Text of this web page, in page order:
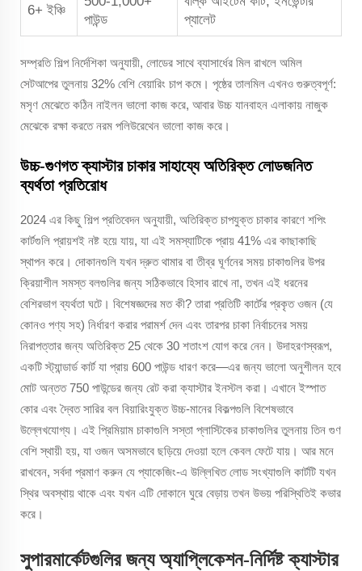
6+ ইঞ্চি
পাউন্ড
প্যালেট
সম্প্রতি শিল্প নির্দেশিকা অনুযায়ী, লোডের সাথে ব্যাসার্ধের মিল রাখলে অমিল
সেটআপের তুলনায় 32% বেশি বেয়ারিং চাপ কমে। পৃষ্ঠের তালমিল এখনও গুরুত্বপূর্ণ:
মসৃণ মেঝেতে কঠিন নাইলন ভালো কাজ করে, আবার উচ্চ যানবাহন এলাকায় নাজুক
মেঝেকে রক্ষা করতে নরম পলিউরেথেন ভালো কাজ করে।
উচ্চ-গুণগত ক্যাস্টার চাকার সাহায্যে অতিরিক্ত লোডজনিত
ব্যর্থতা প্রতিরোধ
2024 এর কিছু শিল্প প্রতিবেদন অনুযায়ী, অতিরিক্ত চাপযুক্ত চাকার কারণে শপিং
কার্টগুলি প্রায়শই নষ্ট হয়ে যায়, যা এই সমস্যাটিকে প্রায় 41% এর কাছাকাছি
স্থাপন করে। দোকানগুলি যখন দ্রুত থামার বা তীব্র ঘূর্ণনের সময় চাকাগুলির উপর
ক্রিয়াশীল সমস্ত বলগুলির জন্য সঠিকভাবে হিসাব রাখে না, তখন এই ধরনের
বেশিরভাগ ব্যর্থতা ঘটে। বিশেষজ্ঞদের মত কী? তারা প্রতিটি কার্টের প্রকৃত ওজন (যে
কোনও পণ্য সহ) নির্ধারণ করার পরামর্শ দেন এবং তারপর চাকা নির্বাচনের সময়
নিরাপত্তার জন্য অতিরিক্ত 25 থেকে 30 শতাংশ যোগ করে নেন। উদাহরণস্বরূপ,
একটি স্ট্যান্ডার্ড কার্ট যা প্রায় 600 পাউন্ড ধারণ করে—এর জন্য ভালো অনুশীলন হবে
মোট অন্তত 750 পাউন্ডের জন্য রেট করা ক্যাস্টার ইনস্টল করা। এখানে ইস্পাত
কোর এবং দ্বৈত সারির বল বিয়ারিংযুক্ত উচ্চ-মানের বিকল্পগুলি বিশেষভাবে
উল্লেখযোগ্য। এই প্রিমিয়াম চাকাগুলি সস্তা প্লাস্টিকের চাকাগুলির তুলনায় তিন গুণ
বেশি স্থায়ী হয়, যা ওজন অসমভাবে ছড়িয়ে দেওয়া হলে কেবল ফেটে যায়। আর মনে
রাখবেন, সর্বদা প্রমাণ করুন যে প্যাকেজিং-এ উল্লিখিত লোড সংখ্যাগুলি কার্টটি যখন
স্থির অবস্থায় থাকে এবং যখন এটি দোকানে ঘুরে বেড়ায় তখন উভয় পরিস্থিতিই কভার
করে।
সুপারমার্কেটগুলির জন্য অ্যাপ্লিকেশন-নির্দিষ্ট ক্যাস্টার